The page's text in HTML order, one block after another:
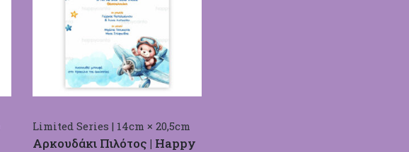
Limited Series | 14cm × 20,5cm
Αρκουδάκι Πιλότος | Happy